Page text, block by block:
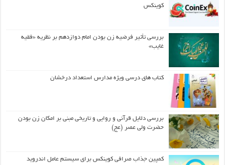
کوینکس
بررسی تأثیر فرضیه زن بودن امام دوازدهم بر نظریه «فقیه
غایب»
کتاب های درسی ویژه مدارس استعداد درخشان
بررسی دلایل قرآنی و روایی و تاریخی مبنی بر امکان زن بودن
حضرت ولی عصر (عج)
کمپین جذاب صرافی کوینکس برای سیستم عامل اندروید